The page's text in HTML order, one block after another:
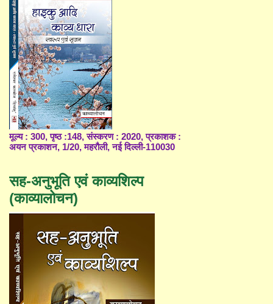
मूल्य : 300, पृष्ठ :148, संस्करण : 2020, प्रकाशक :
अयन प्रकाशन, 1/20, महरौली, नई दिल्ली-110030
सह-अनुभूति एवं काव्यशिल्प
(काव्यालोचन)